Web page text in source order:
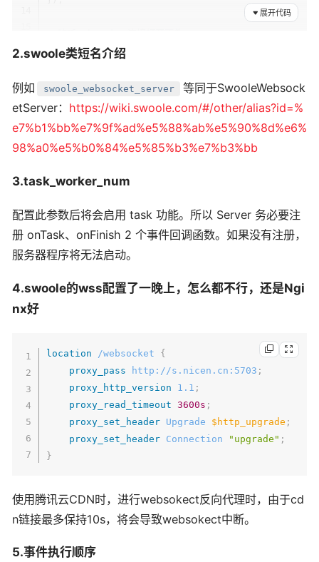
$ws->on('open'
} );
$ws -> on 'message' , function ($ws , $frame
{
echo "Message: {$frame->data} n";
});
/*监听WebSocket连接关闭事件*/
$ws-> on ('close' function ($ws, $fd) {
echo "client-
展开代码
2.swoole类短名介绍
例如 swoole_websocket_server
等同于SwooleWebsock
etServer： https://wiki.swoole.com/#/other/alias?id=%
e7%b1%bb%e7%9f%ad%e5%88%ab%e5%90%8d%e6%
98%a0%e5%b0%84%e5%85%b3%e7%b3%bb
3.task_worker_num
配置此参数后将会启用 task 功能。所以 Server 务必要注
册 onTask、onFinish 2 个事件回调函数。如果没有注册，
服务器程序将无法启动。
4.swoole的wss配置了一晚上，怎么都不行，还是Ngi
nx好
location /websocket
{
proxy_pass http://s.nicen.cn:5703 ;
proxy_http_version 1.1 ;
proxy_read_timeout
3600s ;
proxy_set_header Upgrade $http_upgrade ;
proxy_set_header Connection "upgrade" ;
}
使用腾讯云CDN时，进行websokect反向代理时，由于cd
n链接最多保持10s，将会导致websokect中断。
5.事件执行顺序